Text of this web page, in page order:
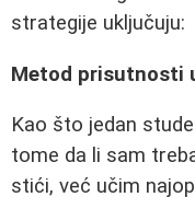
strategije uključuju:
Metod prisutnosti
Kao što jedan
tome da li sam
stići, već učim